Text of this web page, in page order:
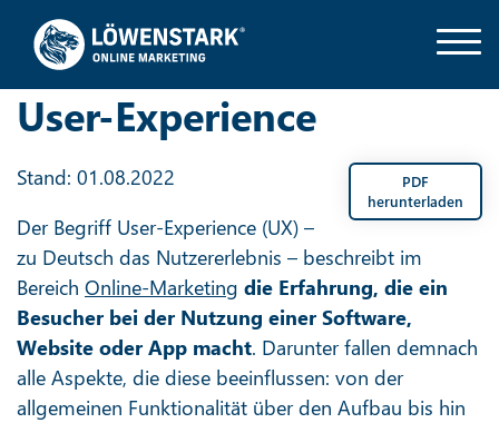
User-Experience
PDF
herunterladen
Stand: 01.08.2022
Der Begriff User-Experience (UX) –
zu Deutsch das Nutzererlebnis – beschreibt im
Bereich Online-Marketing die Erfahrung, die ein
Besucher bei der Nutzung einer Software,
Website oder App macht. Darunter fallen demnach
alle Aspekte, die diese beeinflussen: von der
allgemeinen Funktionalität über den Aufbau bis hin